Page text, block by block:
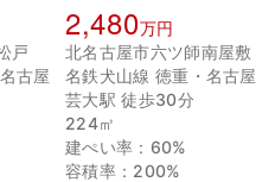
戸
古屋
2,480万円
北名古屋市六ツ師南屋敷
名鉄犬山線 徳重・名古屋
芸大駅 徒歩30分
224㎡
建ぺい率：60%
容積率：200%